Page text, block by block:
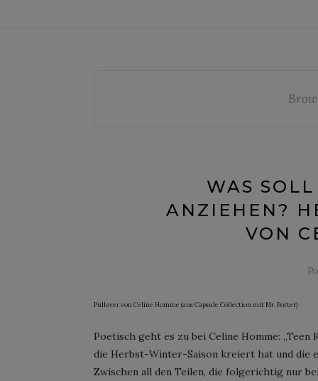
WAS
ANZIEHEN?
VON
Pullover von Celine Homme (aus Capsule Collection mit Mr. Porter)
Poetisch geht es zu bei Celine Homme:
die Herbst-Winter-Saison kreiert hat und die
Zwischen all den Teilen, die folgerichtig nur